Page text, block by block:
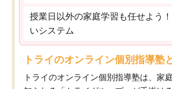
授業日以外の家庭学習も任せよう
いシステム
トライのオンライン個別指導塾
トライのオンライン個別指導塾は、家